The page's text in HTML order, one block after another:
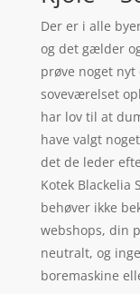
Der er i alle
og det gælder
prøve noget
soveværelset
har lov til at
have valgt
det de leder
Kotek Blackelia
behøver ikke
webshops, din
neutralt, og
boremaskine